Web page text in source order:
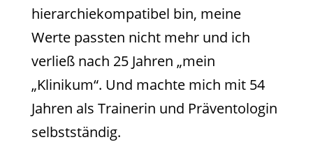
hierarchiekompatibel bin, meine
Werte passten nicht mehr und ich
verließ nach 25 Jahren „mein
„Klinikum“. Und machte mich mit 54
Jahren als Trainerin und Präventologin
selbstständig.